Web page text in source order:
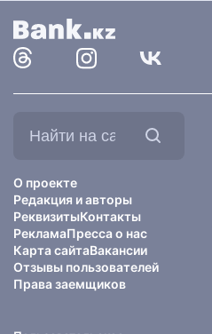
О проекте
Редакция и авторы
РеквизитыКонтакты
РекламаПресса о нас
Карта сайтаВакансии
Отзывы пользователей
Права заемщиков